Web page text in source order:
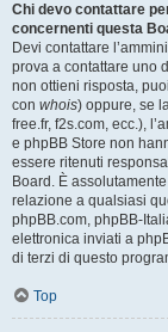
Chi devo contattare
concernenti questa
Devi contattare
prova a contattare uno
non ottieni risposta,
con whois) oppure, se
free.fr, f2s.com, ecc.),
e phpBB Store non
essere ritenuti
Board. È
relazione a qualsiasi
phpBB.com, phpBB-
elettronica inviati a
di terzi di questo
Top